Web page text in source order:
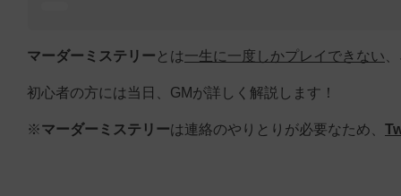
マーダーミステリー とは一生に一度しかプレイできない
初心者の方には当日、GMが詳しく解説します！
※マーダーミステリーは連絡のやりとりが必要なため、